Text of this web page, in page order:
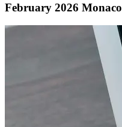
February 2026 Monaco